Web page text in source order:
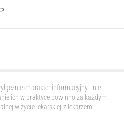
charakter informacyjny i nie
ich w praktyce powinno za każdym
wizycie lekarskiej z lekarzem